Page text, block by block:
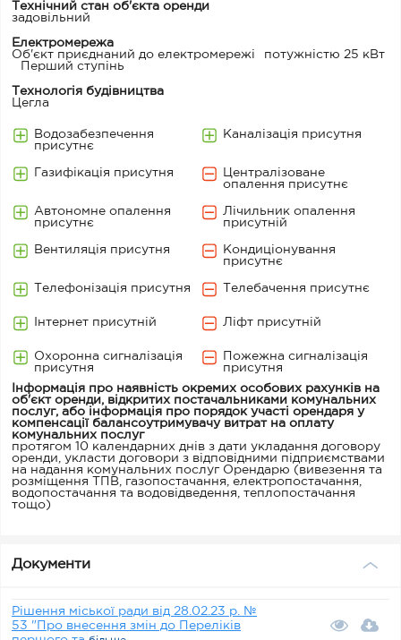
Технічний стан об'єкта оренди
задовільний
Електромережа
Об'єкт приєднаний до електромережі
потужністю 25 кВт
Перший ступінь
Технологія будівництва
Цегла
Водозабезпечення
присутнє
Каналізація присутня
Газифікація присутня
Централізоване
опалення присутнє
Автономне опалення
присутнє
Лічильник опалення
присутній
Вентиляція присутня
Кондиціонування
присутнє
Телефонізація присутня Телебачення присутнє
Інтернет присутній Ліфт присутній
Охоронна сигналізація
присутня
Пожежна сигналізація
присутня
Інформація про наявність окремих особових рахунків на
об'єкт оренди, відкритих постачальниками комунальних
послуг, або інформація про порядок участі орендаря у
компенсації балансоутримувачу витрат на оплату
комунальних послуг
протягом 10 календарних днів з дати укладання договору
оренди, укласти договори з відповідними підприємствами
на надання комунальних послуг Орендарю (вивезення та
розміщення ТПВ, газопостачання, електропостачання,
водопостачання та водовідведення, теплопостачання
тощо)
Документи
Рішення міської ради від 28.02.23 р. №
53 "Про внесення змін до Переліків